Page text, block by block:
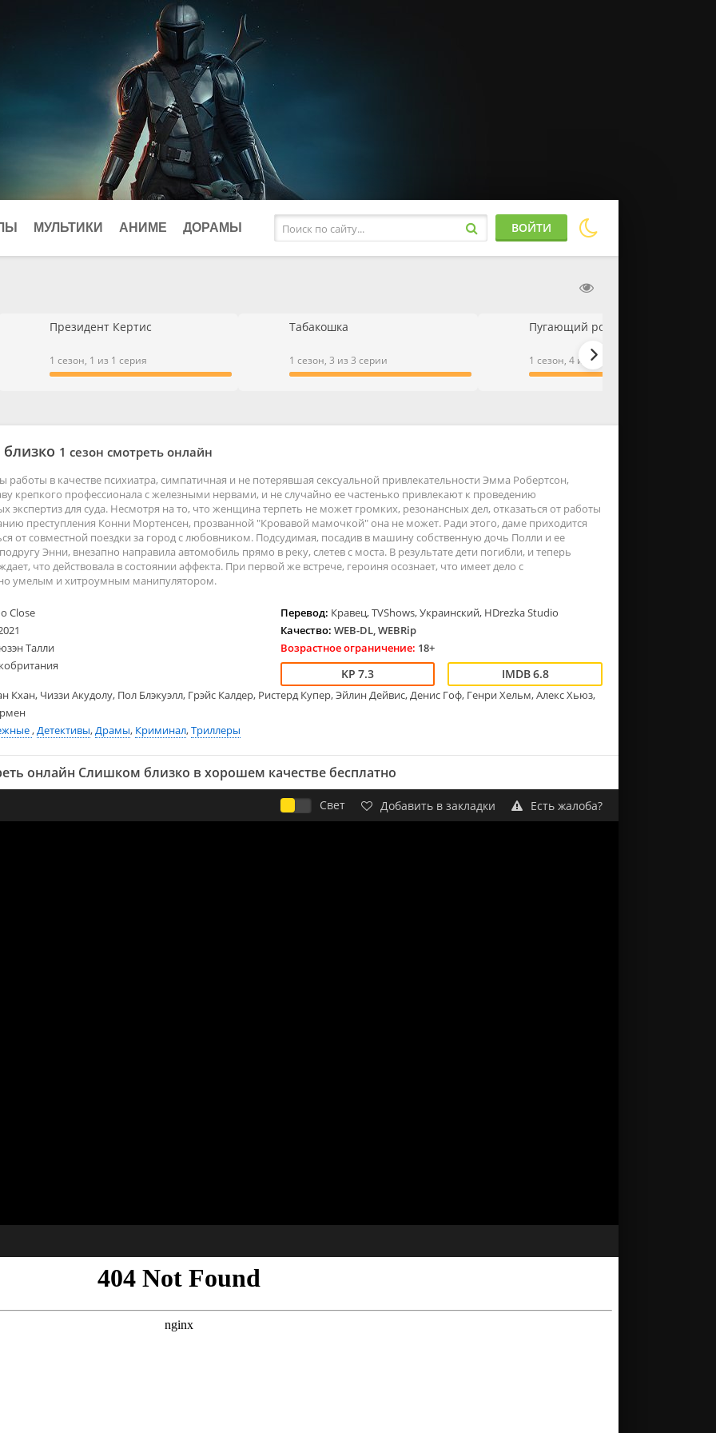
Мелодрамы
Приключения
Триллеры
Фантастика
МУЛЬТИКИ АНИМЕ ДОРАМЫ ВОЙТИ
Президент Кертис
1 сезон, 1 из 1 серия
Табакошка
1 сезон, 3 из 3 серии
Пугающий роман
1 сезон, 4 из 4 серии
1 сезон смотреть онлайн
работы в качестве психиатра, симпатичная и не потерявшая сексуальной привлекательности Эмма Робертсон,
крепкого профессионала с железными нервами, и не случайно ее частенько привлекают к проведению
экспертиз для суда. Несмотря на то, что женщина терпеть не может громких, резонансных дел, отказаться от работы
преступления Конни Мортенсен, прозванной "Кровавой мамочкой" она не может. Ради этого, даме приходится
от совместной поездки за город с любовником. Подсудимая, посадив в машину собственную дочь Полли и ее
Энни, внезапно направила автомобиль прямо в реку, слетев с моста. В результате дети погибли, и теперь
что действовала в состоянии аффекта. При первой же встрече, героиня осознает, что имеет дело с
умелым и хитроумным манипулятором.
Close
Талли
Перевод: Кравец, TVShows, Украинский, HDrezka Studio
Качество: WEB-DL, WEBRip
Возрастное ограничение: 18+
7.3 6.8
Кхан, Чиззи Акудолу, Пол Блэкуэлл, Грэйс Калдер, Ристерд Купер, Эйлин Дейвис, Денис Гоф, Генри Хельм, Алекс Хьюз,
,Детективы,Драмы, Криминал,Триллеры
онлайн Слишком близко в хорошем качестве бесплатно
Свет Добавить в закладки Есть жалоба?